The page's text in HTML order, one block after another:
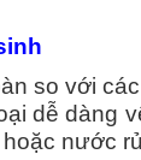
so với
dễ dàng
nước